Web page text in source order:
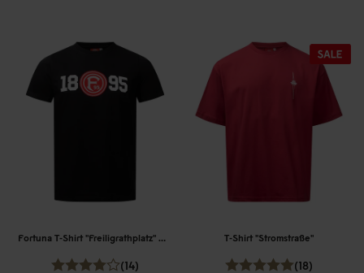
Fortuna T-Shirt "Freiligrathplatz" Men
(14)
T-Shirt "Stromstraße"
(18)